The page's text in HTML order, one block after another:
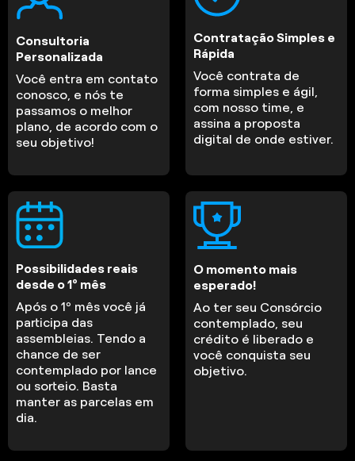
Consultoria
Personalizada
Você entra em contato
conosco, e nós te
passamos o melhor
plano, de acordo com o
seu objetivo!
Contratação Simples e
Rápida
Você contrata de
forma simples e ágil,
com nosso time, e
assina a proposta
digital de onde estiver.
Possibilidades reais
desde o 1º mês
Após o 1º mês você já
participa das
assembleias. Tendo a
chance de ser
contemplado por lance
ou sorteio. Basta
manter as parcelas em
dia.
O momento mais
esperado!
Ao ter seu Consórcio
contemplado, seu
crédito é liberado e
você conquista seu
objetivo.